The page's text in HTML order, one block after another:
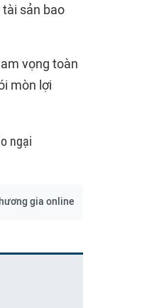
sản bao
vọng toàn
mòn lợi
ngại
gia online